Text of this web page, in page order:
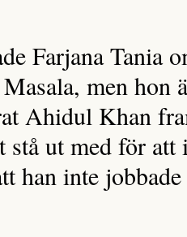
Farjana Tania
men hon
Ahidul Khan
stå ut med för
han inte